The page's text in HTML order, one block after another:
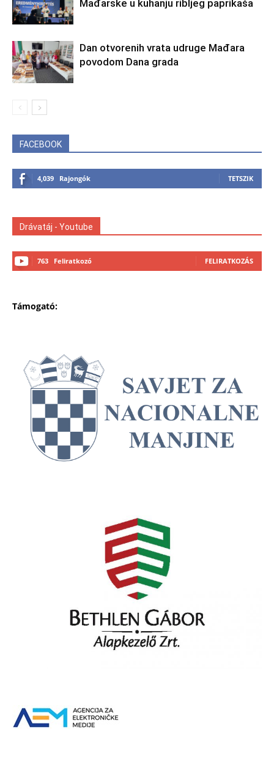
Mađarske u kuhanju ribljeg paprikaša
Dan otvorenih vrata udruge Mađara
povodom Dana grada
FACEBOOK
4,039 Rajongók TETSZIK
Drávatáj - Youtube
763 Feliratkozó FELIRATKOZÁS
Támogató: